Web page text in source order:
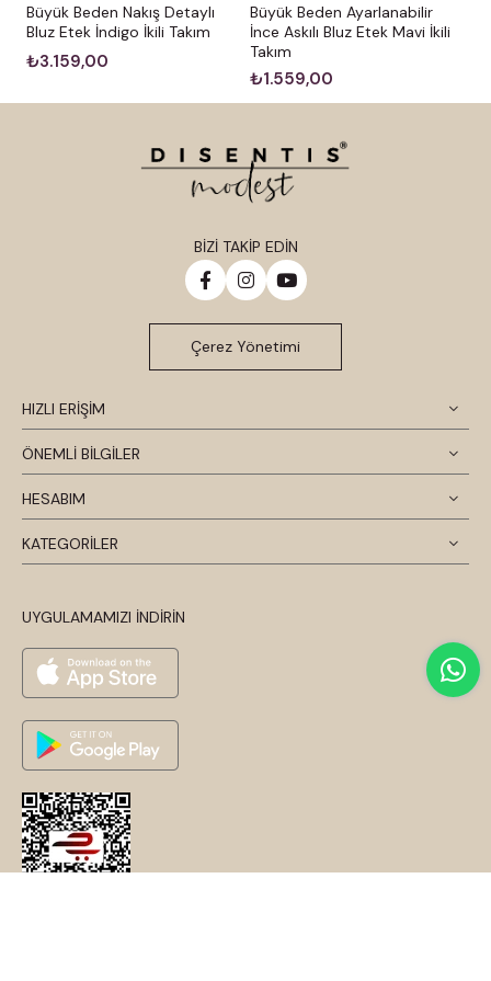
Büyük Beden Nakış Detaylı
Bluz Etek İndigo İkili Takım
₺3.159,00
Büyük Beden Ayarlanabilir
İnce Askılı Bluz Etek Mavi İkili
Takım
₺1.559,00
HIZLI ERİŞİM
ÖNEMLİ BİLGİLER
HESABIM
KATEGORİLER
UYGULAMAMIZI İNDİRİN
BİZİ TAKİP EDİN
Çerez Yönetimi